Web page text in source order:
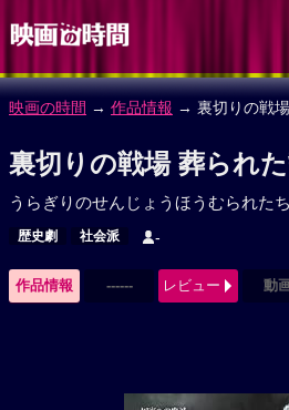
映画の時間 → 作品情報 → 裏切りの戦
裏切りの戦場 葬られ
うらぎりのせんじょうほうむられた
歴史劇 社会派 -
作品情報 ------ レビュー 動